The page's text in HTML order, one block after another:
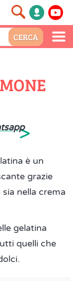
>
è un
grazie
nella crema
gelatina
quelli che